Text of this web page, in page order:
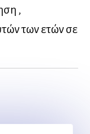
,
των ετών σε